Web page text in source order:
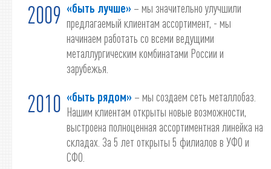
2009 «быть лучше» – мы значительно улучшили
предлагаемый клиентам ассортимент, - мы
начинаем работать со всеми ведущими
металлургическим комбинатами России и
зарубежья.
2010 «быть рядом» – мы создаем сеть металлобаз.
Нашим клиентам открыты новые возможности,
выстроена полноценная ассортиментная линейка на
складах. За 5 лет открыты 5 филиалов в УФО и
СФО.